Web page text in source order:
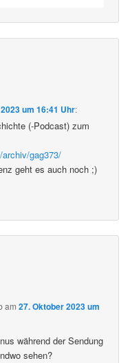
um 16:41 Uhr:
(-Podcast) zum
gag373/
geht es auch noch ;)
am27. Oktober 2023 um
während der Sendung
sehen?